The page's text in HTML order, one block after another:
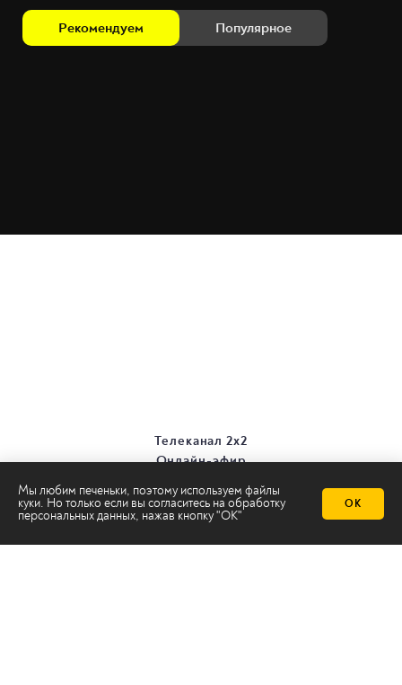
Рекомендуем Популярное
Мы любим печеньки, поэтому используем файлы
куки. Но только если вы согласитесь на обработку
персональных данных, нажав кнопку "ОК"
ОК
Телеканал 2х2
Онлайн-эфир
Все темы